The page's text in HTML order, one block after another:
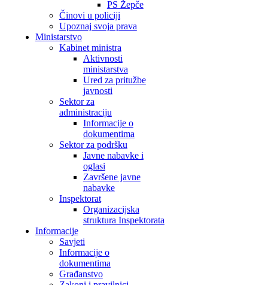
PS Žepče
Činovi u policiji
Upoznaj svoja prava
Ministarstvo
Kabinet ministra
Aktivnosti
ministarstva
Ured za pritužbe
javnosti
Sektor za
administraciju
Informacije o
dokumentima
Sektor za podršku
Javne nabavke i
oglasi
Završene javne
nabavke
Inspektorat
Organizacijska
struktura Inspektorata
Informacije
Savjeti
Informacije o
dokumentima
Građanstvo